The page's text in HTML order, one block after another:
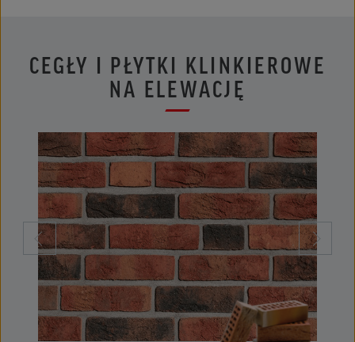
CEGŁY I PŁYTKI KLINKIEROWE
NA ELEWACJĘ